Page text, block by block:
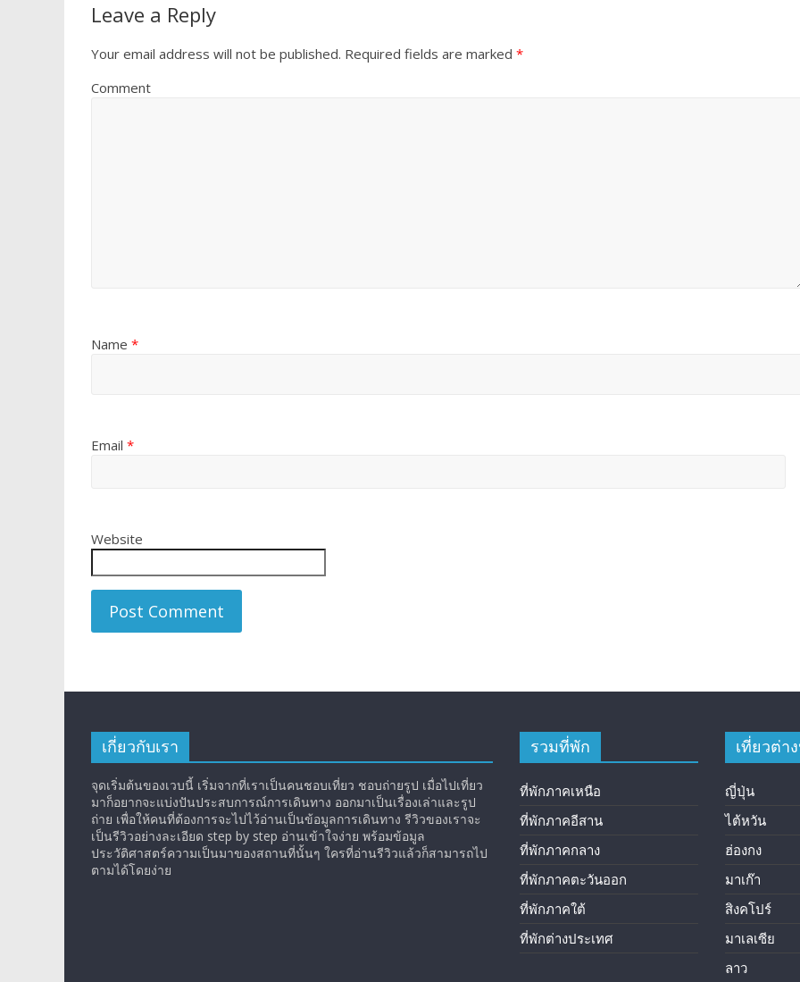
Leave a Reply
Your email address will not be published. Required fields are marked *
Comment
Name *
Email *
Website
เกี่ยวกับเรา
จุดเริ่มต้นของเวบนี้ เริ่มจากที่เราเป็นคนชอบเที่ยว ชอบถ่ายรูป เมื่อไปเที่ยว
มาก็อยากจะแบ่งปันประสบการณ์การเดินทาง ออกมาเป็นเรื่องเล่าและรูป
ถ่าย เพื่อให้คนที่ต้องการจะไปไว้อ่านเป็นข้อมูลการเดินทาง รีวิวของเราจะ
เป็นรีวิวอย่างละเอียด step by step อ่านเข้าใจง่าย พร้อมข้อมูล
ประวัติศาสตร์ความเป็นมาของสถานที่นั้นๆ ใครที่อ่านรีวิวแล้วก็สามารถไป
ตามได้โดยง่าย
รวมที่พัก
ที่พักภาคเหนือ
ที่พักภาคอีสาน
ที่พักภาคกลาง
ที่พักภาคตะวันออก
ที่พักภาคใต้
ที่พักต่างประเทศ
เที่ยวต่า
ญี่ปุ่น
ไต้หวัน
ฮ่องกง
มาเก๊า
สิงคโปร์
มาเลเซีย
ลาว